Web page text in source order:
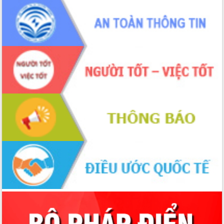
ứng để giữ vững thị trường xuất khẩu
Diễn đàn Kinh tế tư nhân Việt Nam đột
phá cơ chế - Hợp tác công tư
Đề án 06 tạo bước ngoặt đột phá trong
cải cách hành chính tỉnh Đắk Lắk
Kết nối tour, đẩy mạnh chuyển đổi số
để phát triển du lịch Đắk Lắk
Khởi động Dự án Đầu tư xây dựng hạ
tầng kỹ thuật Cụm công nghiệp Tân
Gặp mặt các cơ quan báo chí nhân Kỷ
niệm 101 năm Ngày Báo chí Cách
mạng Việt Nam
Đắk Lắk sơ kết 4 năm triển khai thực
hiện Đề án 06 của Chính phủ
Họp báo thông tin về Hội nghị Công bố
Quy hoạch và Xúc tiến đầu tư tỉnh Đắk
Lắk
giải ngân vốn khắc phục thiên tai